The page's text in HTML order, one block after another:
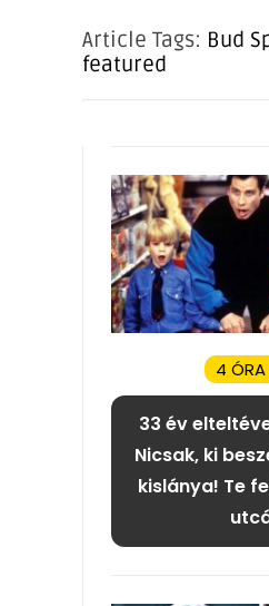
Article Tags: Bud
featured
4
33 év
Nicsak, ki
kislánya! Te